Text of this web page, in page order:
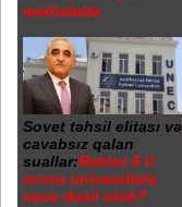
mərhələdə
Sovet təhsil elitası və
cavabsız qalan
suallar:Rektor 6 il
sonra universitetə
necə daxil olub?